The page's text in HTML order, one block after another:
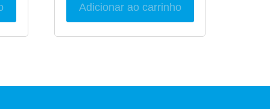
Adicionar ao carrinho